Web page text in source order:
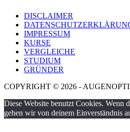
DISCLAIMER
IMPRESSUM
KURSE
VERGLEICHE
STUDIUM
GRÜNDER
COPYRIGHT © 2026 -
Diese Website benutzt Cookies. Wenn
gehen wir von deinem Einverständnis